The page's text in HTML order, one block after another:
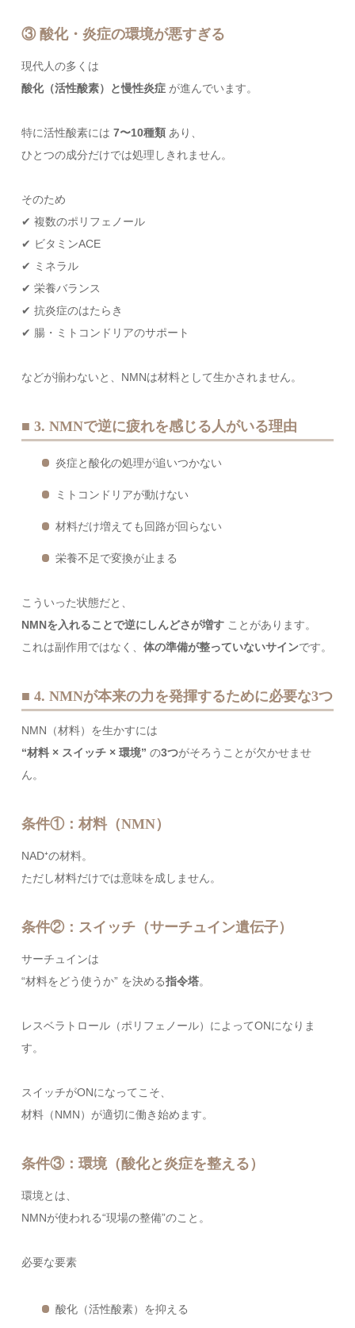
③ 酸化・炎症の環境が悪すぎる
現代人の多くは
酸化（活性酸素）と慢性炎症 が進んでいます。
特に活性酸素には7〜10種類 あり、
ひとつの成分だけでは処理しきれません。
そのため
✔ 複数のポリフェノール
✔ ビタミンACE
✔ ミネラル
✔ 栄養バランス
✔ 抗炎症のはたらき
✔ 腸・ミトコンドリアのサポート
などが揃わないと、NMNは材料として生かされません。
■ 3. NMNで逆に疲れを感じる人がいる理由
炎症と酸化の処理が追いつかない
ミトコンドリアが動けない
材料だけ増えても回路が回らない
栄養不足で変換が止まる
こういった状態だと、
NMNを入れることで逆にしんどさが増す ことがあります。
これは副作用ではなく、体の準備が整っていないサインです。
■ 4. NMNが本来の力を発揮するために必要な3つ
NMN（材料）を生かすには
“材料 × スイッチ × 環境” の3つがそろうことが欠かせませ
ん。
条件①：材料（NMN）
NAD⁺の材料。
ただし材料だけでは意味を成しません。
条件②：スイッチ（サーチュイン遺伝子）
サーチュインは
“材料をどう使うか” を決める指令塔。
レスベラトロール（ポリフェノール）によってONになりま
す。
スイッチがONになってこそ、
材料（NMN）が適切に働き始めます。
条件③：環境（酸化と炎症を整える）
環境とは、
NMNが使われる“現場の整備”のこと。
必要な要素
酸化（活性酸素）を抑える